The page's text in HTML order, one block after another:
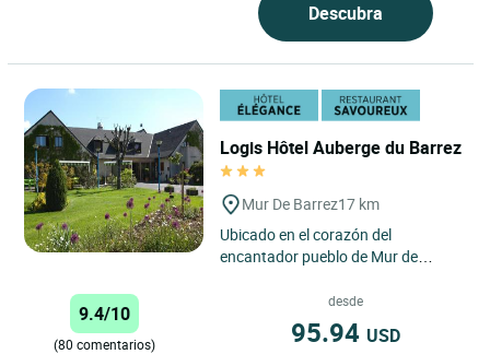
Descubra
Logis Hôtel Auberge du Barrez
Mur De Barrez17 km
Ubicado en el corazón del
encantador pueblo de Mur de
un refugio tranquilo y pintoresco...
9.4/10
(80 comentarios)
desde
95.94 USD